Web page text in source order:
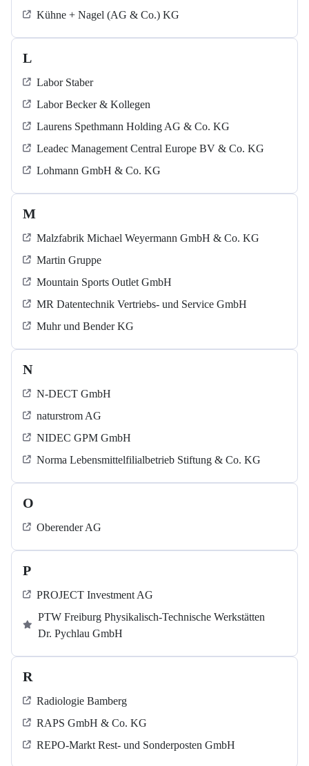
Kühne + Nagel (AG & Co.) KG
L
Labor Staber
Labor Becker & Kollegen
Laurens Spethmann Holding AG & Co. KG
Leadec Management Central Europe BV & Co. KG
Lohmann GmbH & Co. KG
M
Malzfabrik Michael Weyermann GmbH & Co. KG
Martin Gruppe
Mountain Sports Outlet GmbH
MR Datentechnik Vertriebs- und Service GmbH
Muhr und Bender KG
N
N-DECT GmbH
naturstrom AG
NIDEC GPM GmbH
Norma Lebensmittelfilialbetrieb Stiftung & Co. KG
O
Oberender AG
P
PROJECT Investment AG
PTW Freiburg Physikalisch-Technische Werkstätten
Dr. Pychlau GmbH
R
Radiologie Bamberg
RAPS GmbH & Co. KG
REPO-Markt Rest- und Sonderposten GmbH